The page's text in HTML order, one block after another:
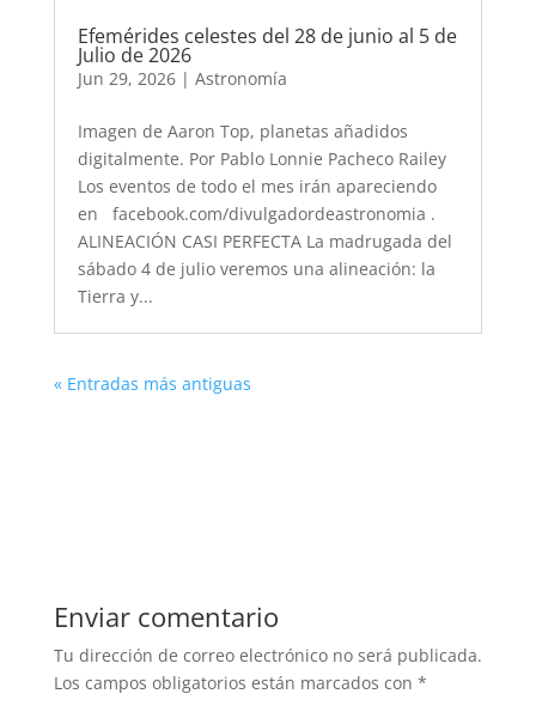
Efemérides celestes del 28 de junio al 5 de
Julio de 2026
Jun 29, 2026| Astronomía
Imagen de Aaron Top, planetas añadidos
digitalmente. Por Pablo Lonnie Pacheco Railey
Los eventos de todo el mes irán apareciendo
en facebook.com/divulgadordeastronomia .
ALINEACIÓN CASI PERFECTA La madrugada del
sábado 4 de julio veremos una alineación: la
Tierra y...
« Entradas más antiguas
Enviar comentario
Tu dirección de correo electrónico no será publicada.
Los campos obligatorios están marcados con *